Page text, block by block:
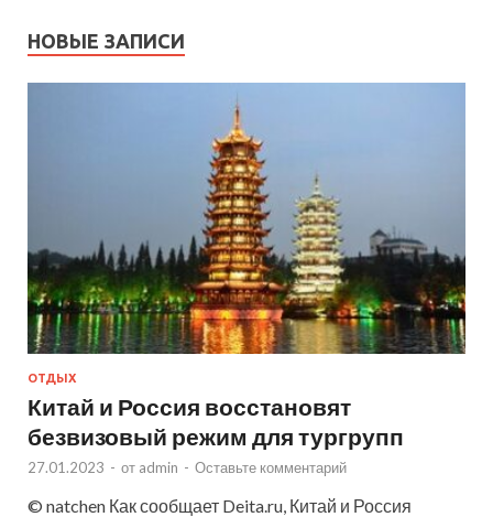
НОВЫЕ ЗАПИСИ
ОТДЫХ
Китай и Россия восстановят
безвизовый режим для тургрупп
27.01.2023 - от admin - Оставьте комментарий
© natchen Как сообщает Deita.ru, Китай и Россия